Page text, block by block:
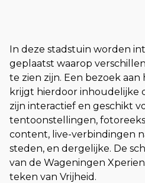
In deze stadstuin worden
geplaatst waarop
te zien zijn. Een bezoek
krijgt hierdoor inhoudelijke
zijn interactief en geschikt
tentoonstellingen,
content, live-verbindingen
steden, en dergelijke. De
van de Wageningen
teken van Vrijheid.